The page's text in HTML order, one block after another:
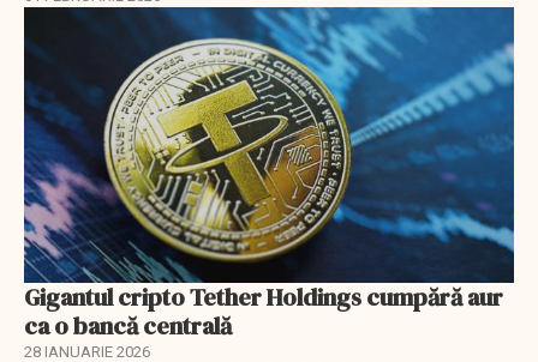
Gigantul cripto Tether Holdings cumpără aur
ca o bancă centrală
28 IANUARIE 2026